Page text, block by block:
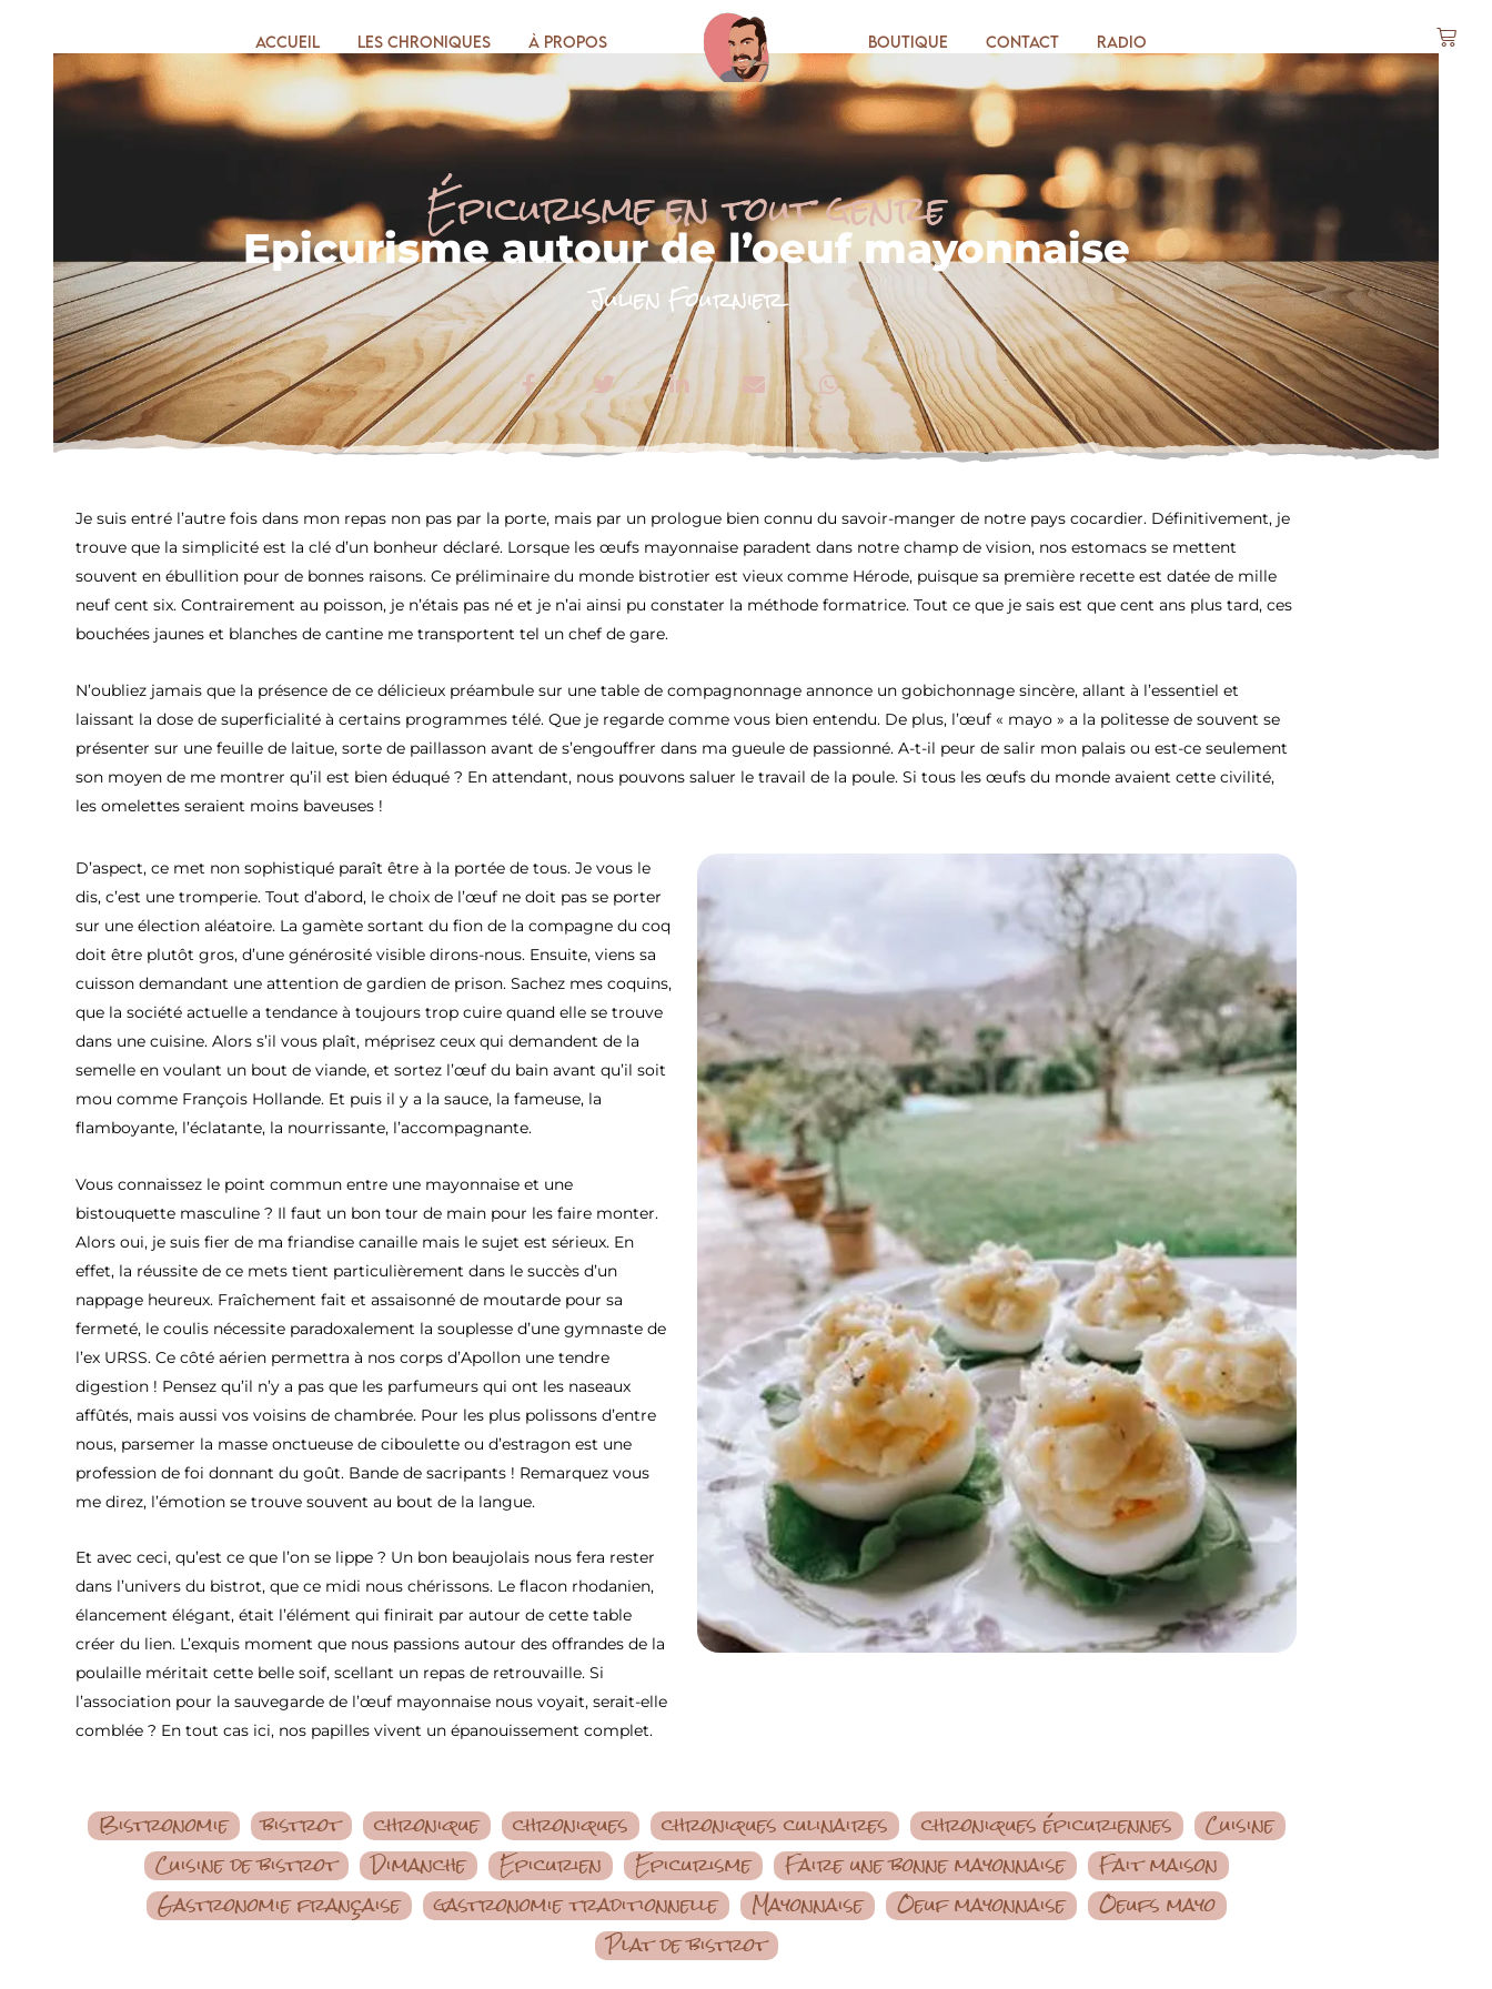
Accueil Les chroniques À propos Boutique Contact Radio
Épicurisme en tout genre
Epicurisme autour de l’oeuf mayonnaise
Julien Fournier
Je suis entré l’autre fois dans mon repas non pas par la porte, mais par un prologue bien connu du savoir-manger de notre pays cocardier. Définitivement, je
trouve que la simplicité est la clé d’un bonheur déclaré. Lorsque les œufs mayonnaise paradent dans notre champ de vision, nos estomacs se mettent
souvent en ébullition pour de bonnes raisons. Ce préliminaire du monde bistrotier est vieux comme Hérode, puisque sa première recette est datée de mille
neuf cent six. Contrairement au poisson, je n’étais pas né et je n’ai ainsi pu constater la méthode formatrice. Tout ce que je sais est que cent ans plus tard, ces
bouchées jaunes et blanches de cantine me transportent tel un chef de gare.
N’oubliez jamais que la présence de ce délicieux préambule sur une table de compagnonnage annonce un gobichonnage sincère, allant à l’essentiel et
laissant la dose de superficialité à certains programmes télé. Que je regarde comme vous bien entendu. De plus, l’œuf « mayo » a la politesse de souvent se
présenter sur une feuille de laitue, sorte de paillasson avant de s’engouffrer dans ma gueule de passionné. A-t-il peur de salir mon palais ou est-ce seulement
son moyen de me montrer qu’il est bien éduqué ? En attendant, nous pouvons saluer le travail de la poule. Si tous les œufs du monde avaient cette civilité,
les omelettes seraient moins baveuses !
D’aspect, ce met non sophistiqué paraît être à la portée de tous. Je vous le
dis, c’est une tromperie. Tout d’abord, le choix de l’œuf ne doit pas se porter
sur une élection aléatoire. La gamète sortant du fion de la compagne du coq
doit être plutôt gros, d’une générosité visible dirons-nous. Ensuite, viens sa
cuisson demandant une attention de gardien de prison. Sachez mes coquins,
que la société actuelle a tendance à toujours trop cuire quand elle se trouve
dans une cuisine. Alors s’il vous plaît, méprisez ceux qui demandent de la
semelle en voulant un bout de viande, et sortez l’œuf du bain avant qu’il soit
mou comme François Hollande. Et puis il y a la sauce, la fameuse, la
flamboyante, l’éclatante, la nourrissante, l’accompagnante.
Vous connaissez le point commun entre une mayonnaise et une
bistouquette masculine ? Il faut un bon tour de main pour les faire monter.
Alors oui, je suis fier de ma friandise canaille mais le sujet est sérieux. En
effet, la réussite de ce mets tient particulièrement dans le succès d’un
nappage heureux. Fraîchement fait et assaisonné de moutarde pour sa
fermeté, le coulis nécessite paradoxalement la souplesse d’une gymnaste de
l’ex URSS. Ce côté aérien permettra à nos corps d’Apollon une tendre
digestion ! Pensez qu’il n’y a pas que les parfumeurs qui ont les naseaux
affûtés, mais aussi vos voisins de chambrée. Pour les plus polissons d’entre
nous, parsemer la masse onctueuse de ciboulette ou d’estragon est une
profession de foi donnant du goût. Bande de sacripants ! Remarquez vous
me direz, l’émotion se trouve souvent au bout de la langue.
Et avec ceci, qu’est ce que l’on se lippe ? Un bon beaujolais nous fera rester
dans l’univers du bistrot, que ce midi nous chérissons. Le flacon rhodanien,
élancement élégant, était l’élément qui finirait par autour de cette table
créer du lien. L’exquis moment que nous passions autour des offrandes de la
poulaille méritait cette belle soif, scellant un repas de retrouvaille. Si
l’association pour la sauvegarde de l’œuf mayonnaise nous voyait, serait-elle
comblée ? En tout cas ici, nos papilles vivent un épanouissement complet.
Bistronomie bistrot chronique chroniques chroniques culinaires chroniques épicuriennes
Cuisine
Cuisine de bistrot
Dimanche Epicurien Epicurisme Faire une bonne mayonnaise
Fait maison
Gastronomie française
gastronomie traditionnelle Mayonnaise Oeuf mayonnaise
Oeufs mayo
Plat de bistrot